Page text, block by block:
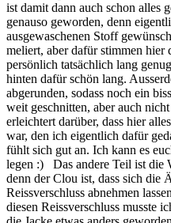
ist damit dann auch schon alles
genauso geworden, denn
ausgewaschenen Stoff
meliert, aber dafür stimmen
persönlich tatsächlich lang
hinten dafür schön lang.
abgerunden, sodass noch ein
weit geschnitten, aber auch
erleichtert darüber, dass hier
war, den ich eigentlich dafür
fühlt sich gut an. Ich kann es
legen :) Das andere Teil ist die
denn der Clou ist, dass sich die
Reissverschluss abnehmen
diesen Reissverschluss musste